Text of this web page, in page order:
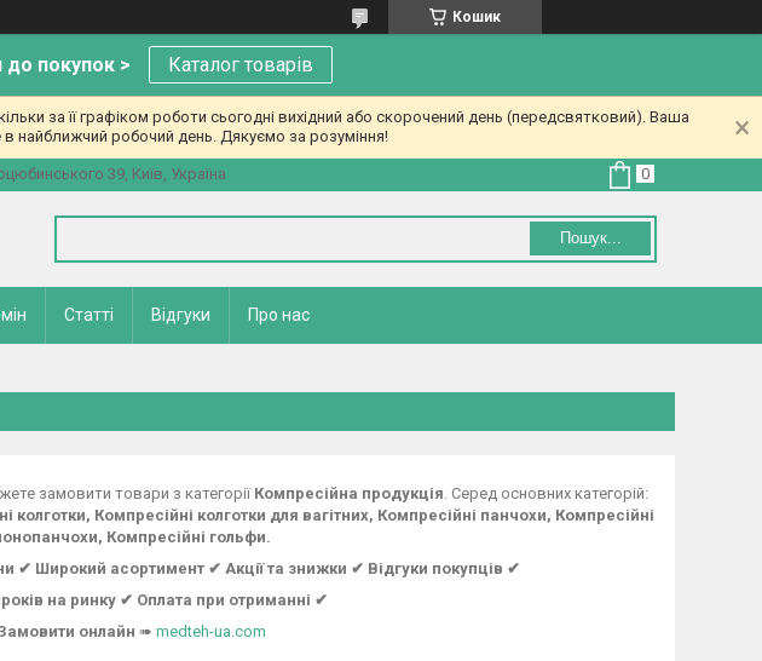
Кошик
до покупок > Каталог товарів
за її графіком роботи сьогодні вихідний або скорочений день (передсвятковий). Ваша
найближчий робочий день. Дякуємо за розуміння!
39, Київ, Україна
Пошук...
Статті Відгуки Про нас
замовити товари з категоріїКомпресійна продукція. Серед основних категорій:
колготки, Компресійні колготки для вагітних, Компресійні панчохи, Компресійні
Компресійні гольфи.
✔ Широкий асортимент ✔ Акції та знижки ✔ Відгуки покупців ✔
на ринку ✔ Оплата при отриманні ✔
онлайн ➠ medteh-ua.com